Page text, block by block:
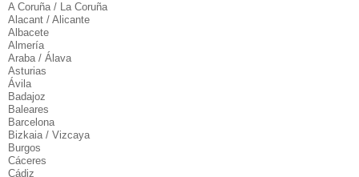
A Coruña / La Coruña
Alacant / Alicante
Albacete
Almería
Araba / Álava
Asturias
Ávila
Badajoz
Baleares
Barcelona
Bizkaia / Vizcaya
Burgos
Cáceres
Cádiz